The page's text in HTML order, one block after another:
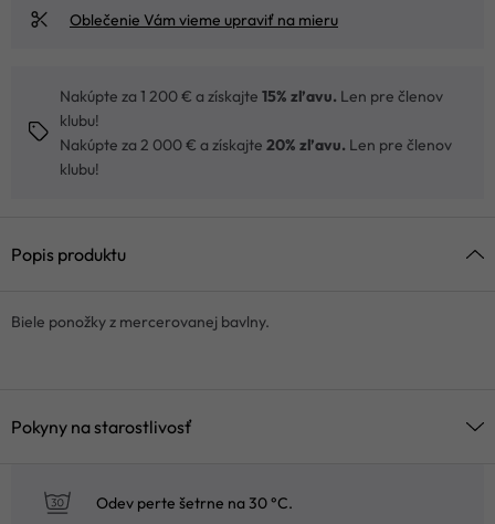
Oblečenie Vám vieme upraviť na mieru
Nakúpte za 1 200 € a získajte 15% zľavu. Len pre členov
klubu!
Nakúpte za 2 000 € a získajte 20% zľavu. Len pre členov
klubu!
Popis produktu
Biele ponožky z mercerovanej bavlny.
Pokyny na starostlivosť
Odev perte šetrne na 30 °C.